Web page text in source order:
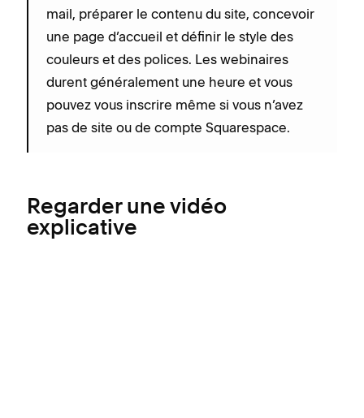
mail, préparer le contenu du site, concevoir
une page d’accueil et définir le style des
couleurs et des polices. Les webinaires
durent généralement une heure et vous
pouvez vous inscrire même si vous n’avez
pas de site ou de compte Squarespace.
Regarder une vidéo
explicative